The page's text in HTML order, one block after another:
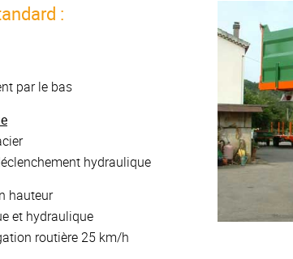
:
par le bas
hydraulique
hauteur
et hydraulique
routière 25 km/h